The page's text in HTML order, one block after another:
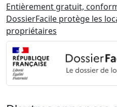
Entièrement gratuit,
DossierFacile protège les
propriétaires